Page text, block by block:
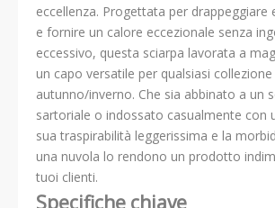
eccellenza. Progettata per drappeggiare
e fornire un calore eccezionale senza
eccessivo, questa sciarpa lavorata a
un capo versatile per qualsiasi
autunno/inverno. Che sia abbinato a un
sartoriale o indossato casualmente con
sua traspirabilità leggerissima e la
una nuvola lo rendono un prodotto
tuoi clienti.
Specifiche chiave